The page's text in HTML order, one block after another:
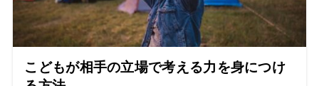
こどもが相手の立場で考える力を身につけ